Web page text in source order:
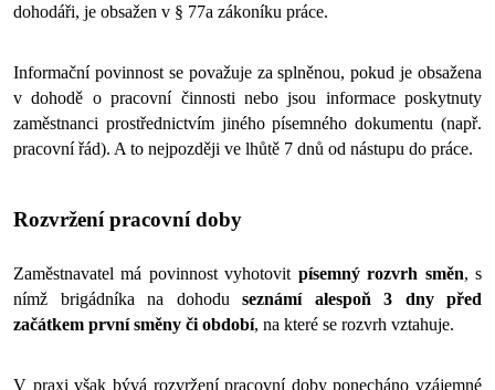
dohodáři, je obsažen v § 77a zákoníku práce.
Informační povinnost se považuje za splněnou, pokud je obsažena
v dohodě o pracovní činnosti nebo jsou informace poskytnuty
zaměstnanci prostřednictvím jiného písemného dokumentu (např.
pracovní řád). A to nejpozději ve lhůtě 7 dnů od nástupu do práce.
Rozvržení pracovní doby
Zaměstnavatel má povinnost vyhotovit písemný rozvrh směn, s
nímž brigádníka na dohodu seznámí alespoň 3 dny před
začátkem první směny či období, na které se rozvrh vztahuje.
V praxi však bývá rozvržení pracovní doby ponecháno vzájemné